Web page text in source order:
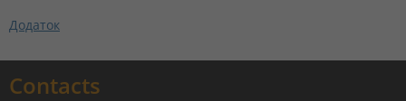
Додаток
Contacts